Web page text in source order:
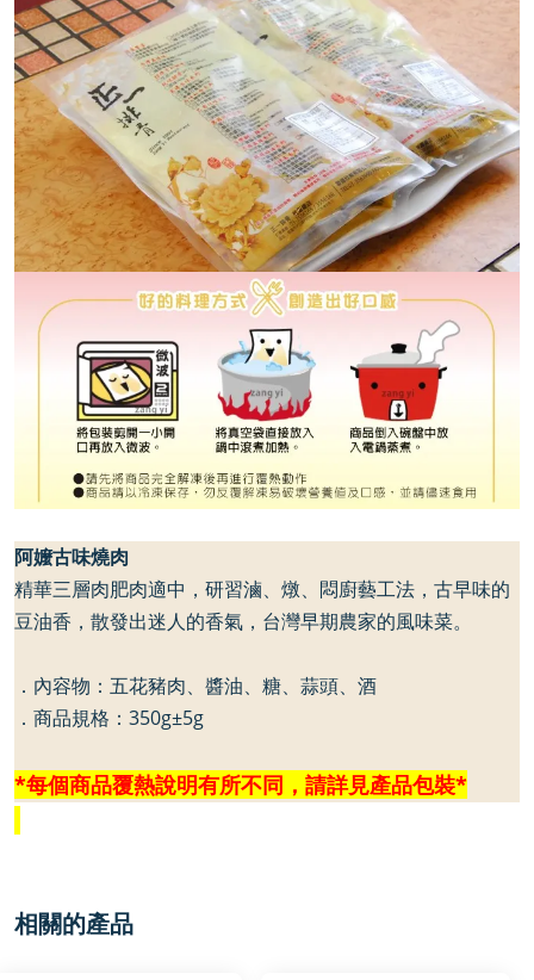
阿嬤古味燒肉
精華三層肉肥肉適中，研習滷、燉、悶廚藝工法，古早味的
豆油香，散發出迷人的香氣，台灣早期農家的風味菜。
．內容物：五花豬肉、醬油、糖、蒜頭、酒
．商品規格：350g±5g
*每個商品覆熱說明有所不同，請詳見產品包裝*
相關的產品